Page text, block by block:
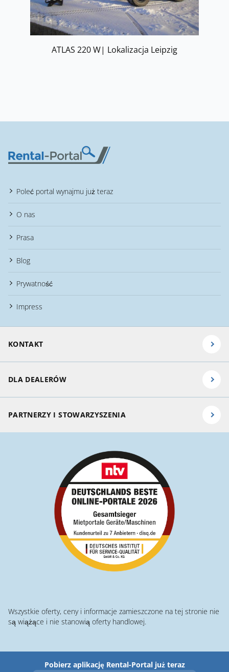
ATLAS 220 W| Lokalizacja Leipzig
Poleć portal wynajmu już teraz
O nas
Prasa
Blog
Prywatność
Impress
KONTAKT
DLA DEALERÓW
PARTNERZY I STOWARZYSZENIA
Wszystkie oferty, ceny i informacje zamieszczone na tej stronie nie
są wiążące i nie stanowią oferty handlowej.
Pobierz aplikację Rental-Portal już teraz